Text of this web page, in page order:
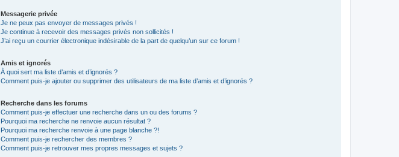
Messagerie privée
Je ne peux pas envoyer de messages privés !
Je continue à recevoir des messages privés non sollicités !
J’ai reçu un courrier électronique indésirable de la part de quelqu’un sur ce forum !
Amis et ignorés
À quoi sert ma liste d’amis et d’ignorés ?
Comment puis-je ajouter ou supprimer des utilisateurs de ma liste d’amis et d’ignorés ?
Recherche dans les forums
Comment puis-je effectuer une recherche dans un ou des forums ?
Pourquoi ma recherche ne renvoie aucun résultat ?
Pourquoi ma recherche renvoie à une page blanche ?!
Comment puis-je rechercher des membres ?
Comment puis-je retrouver mes propres messages et sujets ?